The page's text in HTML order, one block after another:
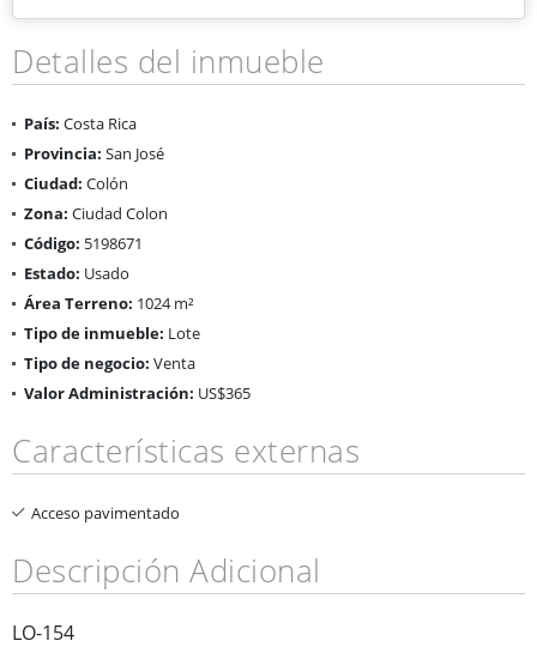
Detalles del inmueble
País: Costa Rica
Provincia: San José
Ciudad: Colón
Zona: Ciudad Colon
Código: 5198671
Estado: Usado
Área Terreno: 1024 m²
Tipo de inmueble: Lote
Tipo de negocio: Venta
Valor Administración: US$365
Características externas
Acceso pavimentado
Descripción Adicional
LO-154